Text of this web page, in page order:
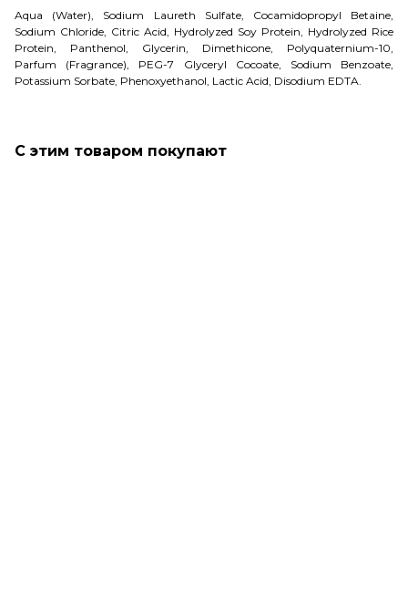
Aqua (Water), Sodium Laureth Sulfate, Cocamidopropyl Betaine,
Sodium Chloride, Citric Acid, Hydrolyzed Soy Protein, Hydrolyzed Rice
Protein, Panthenol, Glycerin, Dimethicone, Polyquaternium-10,
Parfum (Fragrance), PEG-7 Glyceryl Cocoate, Sodium Benzoate,
Potassium Sorbate, Phenoxyethanol, Lactic Acid, Disodium EDTA.
С этим товаром покупают